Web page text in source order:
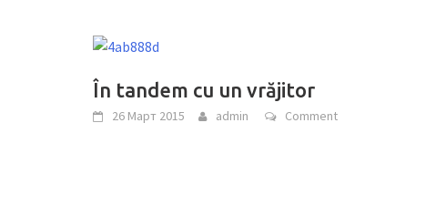
În tandem cu un vrăjitor
26 Март 2015 admin Comment